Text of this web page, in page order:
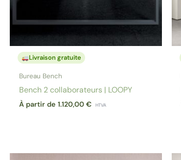
Livraison gratuite
Bureau Bench
Bench 2 collaborateurs | LOOPY
À partir de1.120,00€ HTVA